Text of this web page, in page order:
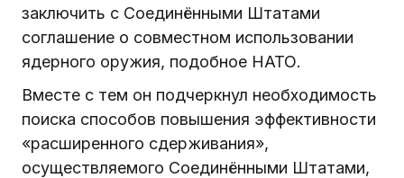
заключить с Соединёнными Штатами
соглашение о совместном использовании
ядерного оружия, подобное НАТО.
Вместе с тем он подчеркнул необходимость
поиска способов повышения эффективности
«расширенного сдерживания»,
осуществляемого Соединёнными Штатами,